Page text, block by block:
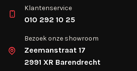
Klantenservice
010 292 10 25
Bezoek onze showroom
Zeemanstraat 17
2991 XR Barendrecht